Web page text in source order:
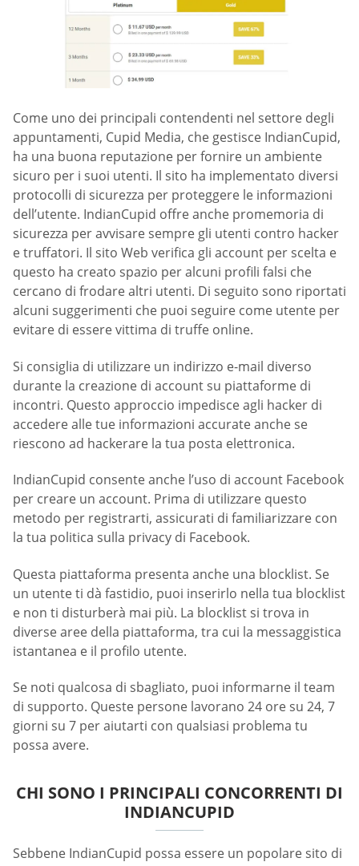
Come uno dei principali contendenti nel settore degli
appuntamenti, Cupid Media, che gestisce IndianCupid,
ha una buona reputazione per fornire un ambiente
sicuro per i suoi utenti. Il sito ha implementato diversi
protocolli di sicurezza per proteggere le informazioni
dell’utente. IndianCupid offre anche promemoria di
sicurezza per avvisare sempre gli utenti contro hacker
e truffatori. Il sito Web verifica gli account per scelta e
questo ha creato spazio per alcuni profili falsi che
cercano di frodare altri utenti. Di seguito sono riportati
alcuni suggerimenti che puoi seguire come utente per
evitare di essere vittima di truffe online.
Si consiglia di utilizzare un indirizzo e-mail diverso
durante la creazione di account su piattaforme di
incontri. Questo approccio impedisce agli hacker di
accedere alle tue informazioni accurate anche se
riescono ad hackerare la tua posta elettronica.
IndianCupid consente anche l’uso di account Facebook
per creare un account. Prima di utilizzare questo
metodo per registrarti, assicurati di familiarizzare con
la tua politica sulla privacy di Facebook.
Questa piattaforma presenta anche una blocklist. Se
un utente ti dà fastidio, puoi inserirlo nella tua blocklist
e non ti disturberà mai più. La blocklist si trova in
diverse aree della piattaforma, tra cui la messaggistica
istantanea e il profilo utente.
Se noti qualcosa di sbagliato, puoi informarne il team
di supporto. Queste persone lavorano 24 ore su 24, 7
giorni su 7 per aiutarti con qualsiasi problema tu
possa avere.
CHI SONO I PRINCIPALI CONCORRENTI DI
INDIANCUPID
Sebbene IndianCupid possa essere un popolare sito di